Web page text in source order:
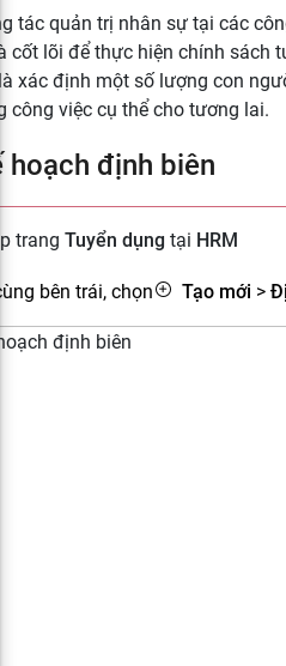
tác quản trị nhân sự tại các
cốt lõi để thực hiện chính sách
xác định một số lượng con
công việc cụ thể cho tương lai.
hoạch định biên
trang Tuyển dụng tại HRM
bên trái, chọn Tạo mới >